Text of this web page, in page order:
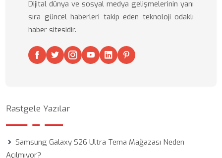
Dijital dünya ve sosyal medya gelişmelerinin yanı
sıra güncel haberleri takip eden teknoloji odaklı
haber sitesidir.
Rastgele Yazılar
Samsung Galaxy S26 Ultra Tema Mağazası Neden
Açılmıyor?